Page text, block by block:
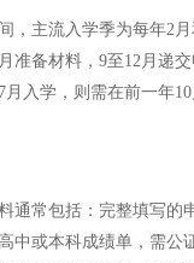
，主流入学季为每年2
准备材料，9至12月递
入学，则需在前一年
通常包括：完整填写的
中或本科成绩单，需公